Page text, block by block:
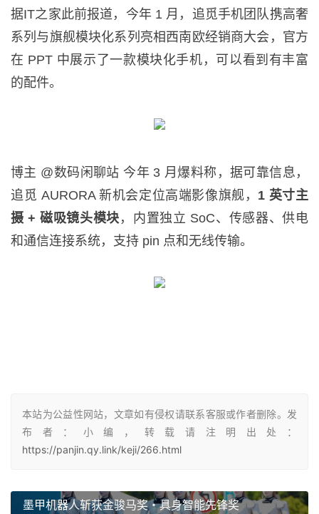
据IT之家此前报道，今年 1 月，追觅手机团队携高奢
系列与旗舰模块化系列亮相西南欧经销商大会，官方
在 PPT 中展示了一款模块化手机，可以看到有丰富
的配件。
博主 @数码闲聊站 今年 3 月爆料称，据可靠信息，
追觅 AURORA 新机会定位高端影像旗舰， 1 英寸主
摄 + 磁吸镜头模块 ，内置独立 SoC、传感器、供电
和通信连接系统，支持 pin 点和无线传输。
本站为公益性网站，文章如有侵权请联系客服或作者删除。发
布者：小编，转载请注明出处：
https://panjin.qy.link/keji/266.html
墨甲机器人斩获金骏马奖・具身智能先锋奖